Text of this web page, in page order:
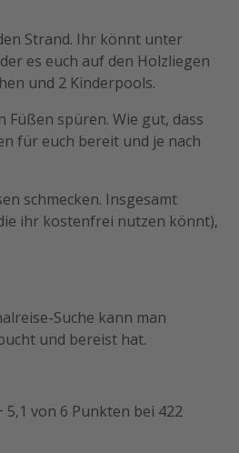
Strand. Ihr könnt unter
es euch auf den Holzliegen
und 2 Kinderpools.
spüren. Wie gut, dass
für euch bereit und je nach
schmecken. Insgesamt
ihr kostenfrei nutzen könnt),
Suche kann man
und bereist hat.
von 6 Punkten bei 422